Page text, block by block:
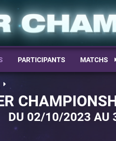
PARTICIPANTS MATCHS
DU 02/10/2023 AU